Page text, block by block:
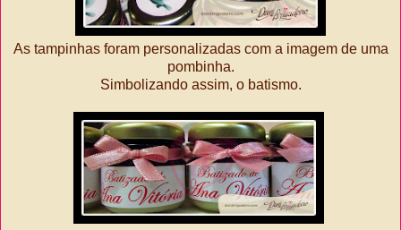
As tampinhas foram personalizadas com a imagem de uma
pombinha.
Simbolizando assim, o batismo.